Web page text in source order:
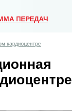
ПЕРЕДАЧ
кардиоцентре